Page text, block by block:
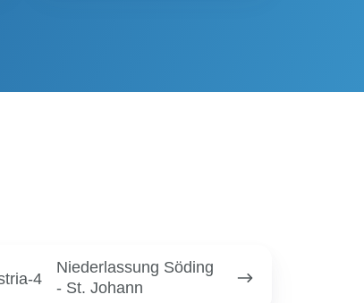
Niederlassung Söding
- St. Johann